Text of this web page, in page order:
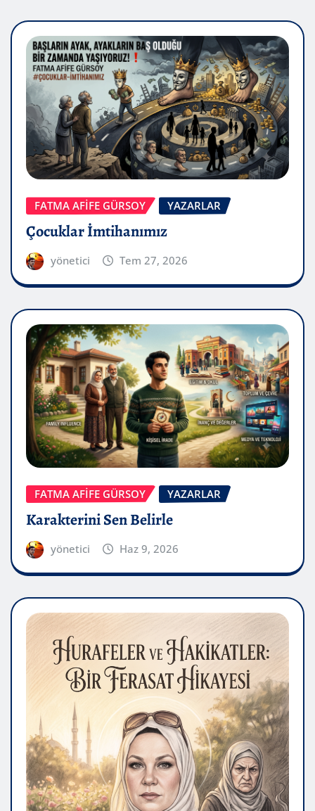
FATMA AFİFE GÜRSOY YAZARLAR
Çocuklar İmtihanımız
yönetici Tem 27, 2026
FATMA AFİFE GÜRSOY YAZARLAR
Karakterini Sen Belirle
yönetici Haz 9, 2026